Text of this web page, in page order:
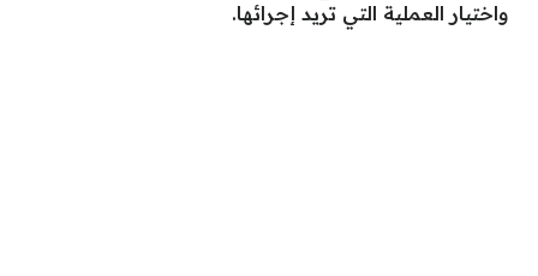
واختيار العملية التي تريد إجرائها.